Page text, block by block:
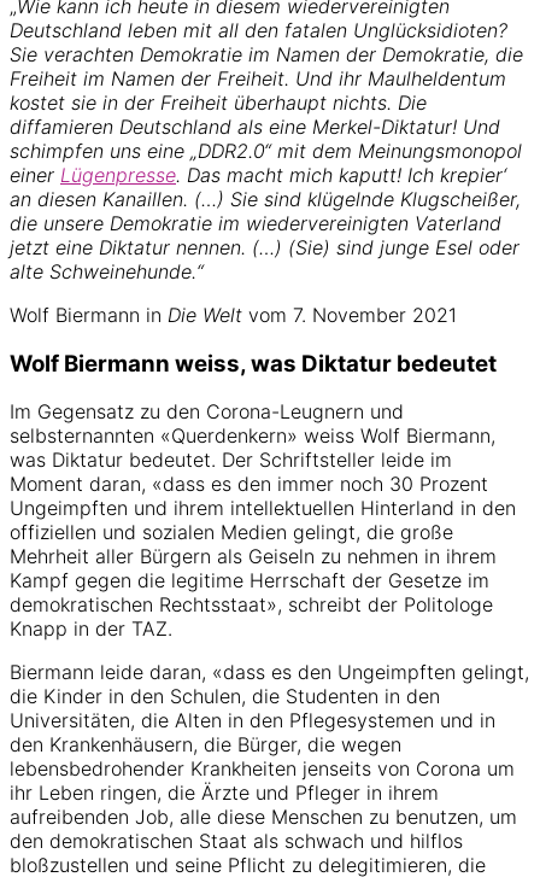
„Wie kann ich heute in diesem wiedervereinigten
Deutschland leben mit all den fatalen Unglücksidioten?
Sie verachten Demokratie im Namen der Demokratie, die
Freiheit im Namen der Freiheit. Und ihr Maulheldentum
kostet sie in der Freiheit überhaupt nichts. Die
diffamieren Deutschland als eine Merkel-Diktatur! Und
schimpfen uns eine „DDR2.0“ mit dem Meinungsmonopol
einer Lügenpresse. Das macht mich kaputt! Ich krepier‘
an diesen Kanaillen. (…) Sie sind klügelnde Klugscheißer,
die unsere Demokratie im wiedervereinigten Vaterland
jetzt eine Diktatur nennen. (…) (Sie) sind junge Esel oder
alte Schweinehunde.“
Wolf Biermann in Die Welt vom 7. November 2021
Wolf Biermann weiss, was Diktatur bedeutet
Im Gegensatz zu den Corona-Leugnern und
selbsternannten «Querdenkern» weiss Wolf Biermann,
was Diktatur bedeutet. Der Schriftsteller leide im
Moment daran, «dass es den immer noch 30 Prozent
Ungeimpften und ihrem intellektuellen Hinterland in den
offiziellen und sozialen Medien gelingt, die große
Mehrheit aller Bürgern als Geiseln zu nehmen in ihrem
Kampf gegen die legitime Herrschaft der Gesetze im
demokratischen Rechtsstaat», schreibt der Politologe
Knapp in der TAZ.
Biermann leide daran, «dass es den Ungeimpften gelingt,
die Kinder in den Schulen, die Studenten in den
Universitäten, die Alten in den Pflegesystemen und in
den Krankenhäusern, die Bürger, die wegen
lebensbedrohender Krankheiten jenseits von Corona um
ihr Leben ringen, die Ärzte und Pfleger in ihrem
aufreibenden Job, alle diese Menschen zu benutzen, um
den demokratischen Staat als schwach und hilflos
bloßzustellen und seine Pflicht zu delegitimieren, die